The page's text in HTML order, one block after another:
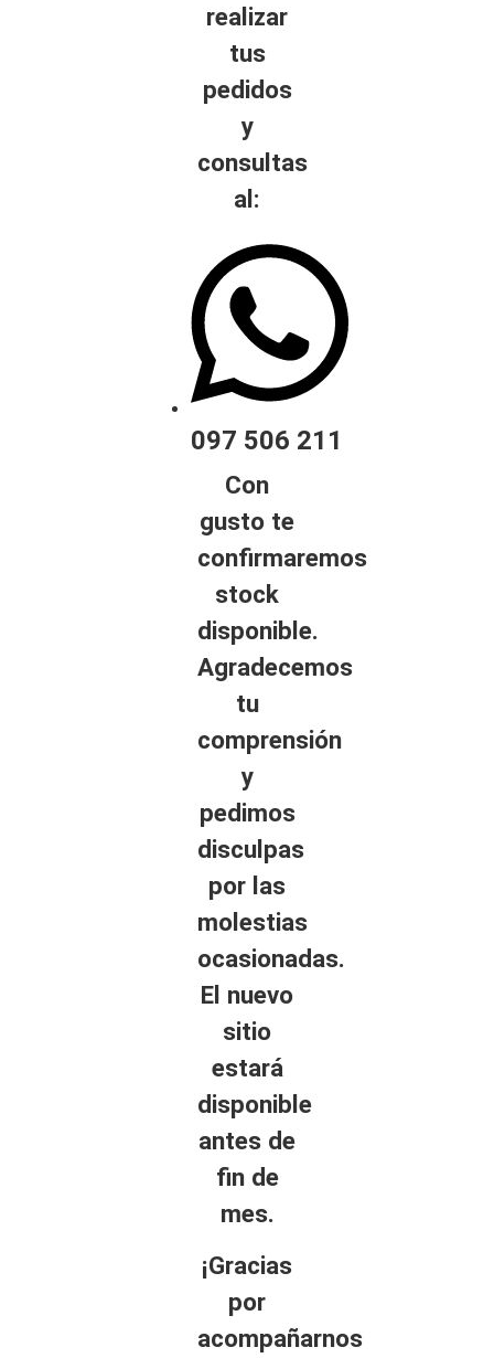
realizar
tus
pedidos
y
consultas
al:
097 506 211
Con
gusto te
confirmaremos
stock
disponible.
Agradecemos
tu
comprensión
y
pedimos
disculpas
por las
molestias
ocasionadas.
El nuevo
sitio
estará
disponible
antes de
fin de
mes.
¡Gracias
por
acompañarnos